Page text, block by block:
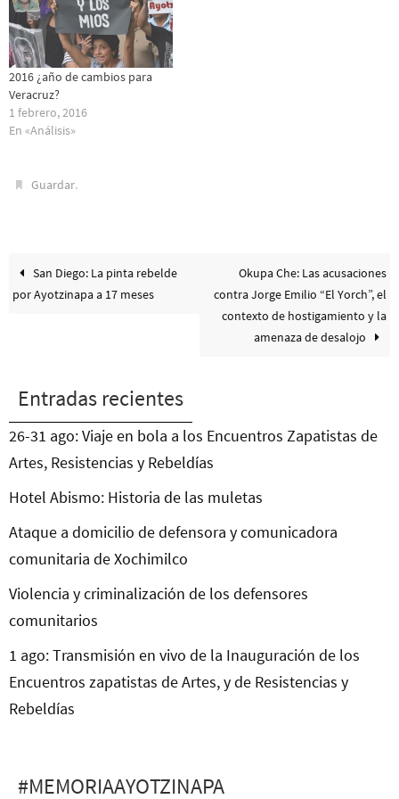
2016 ¿año de cambios para
Veracruz?
1 febrero, 2016
En «Análisis»
Guardar.
San Diego: La pinta rebelde
por Ayotzinapa a 17 meses
Okupa Che: Las acusaciones
contra Jorge Emilio “El Yorch”, el
contexto de hostigamiento y la
amenaza de desalojo
Entradas recientes
26-31 ago: Viaje en bola a los Encuentros Zapatistas de
Artes, Resistencias y Rebeldías
Hotel Abismo: Historia de las muletas
Ataque a domicilio de defensora y comunicadora
comunitaria de Xochimilco
Violencia y criminalización de los defensores
comunitarios
1 ago: Transmisión en vivo de la Inauguración de los
Encuentros zapatistas de Artes, y de Resistencias y
Rebeldías
#MEMORIAAYOTZINAPA